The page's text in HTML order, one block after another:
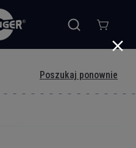
Poszukaj ponownie